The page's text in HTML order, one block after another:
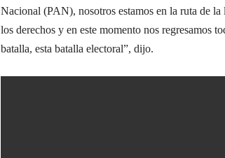
Nacional (PAN), nosotros estamos en la ruta de
los derechos y en este momento nos regresamos
batalla, esta batalla electoral”, dijo.